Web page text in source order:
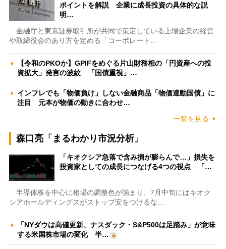
ポイントを解説 企業に成長投資の具体的な説
明…
金融庁と東京証券取引所が共同で策定している上場企業の経営
や取締役会のあり方を定める「コーポレート…
【令和のPKOか】GPIFをめぐる片山財務相の「円資産への投
資拡大」発言の波紋 「国債重視」…
インフレでも「物価負け」しない金融商品「物価連動国債」に
注目 元本が物価の動きに合わせ…
一覧を見る
森口亮「まるわかり市況分析」
「キオクシア急落で含み損が膨らんで…」損失を
投資家としての成長につなげる4つの視点 「…
半導体株を中心に相場の調整色が強まり、7月中旬にはキオク
シアホールディングスがストップ安をつけるな…
「NYダウは高値更新、ナスダック・S&P500は足踏み」が意味
する米国株市場の変化 半…